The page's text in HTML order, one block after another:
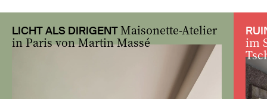
zurück
vor
LICHT ALS DIRIGENTMaisonette-Atelier
in Paris von Martin Massé
im